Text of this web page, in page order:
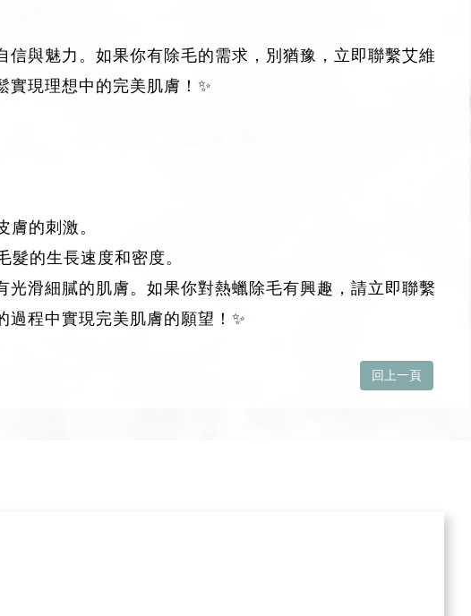
與魅力。如果你有除毛的需求，別猶豫，立即聯繫艾維
現理想中的完美肌膚！✨
膚的刺激。
髮的生長速度和密度。
滑細膩的肌膚。如果你對熱蠟除毛有興趣，請立即聯繫
程中實現完美肌膚的願望！✨
回上一頁